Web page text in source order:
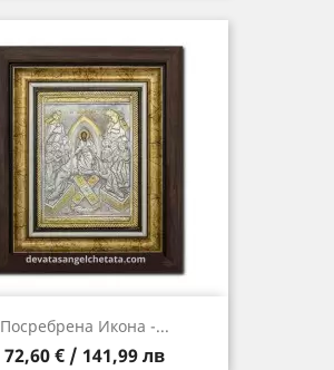
Посребрена Икона -...
Цена
72,60 € / 141,99 лв